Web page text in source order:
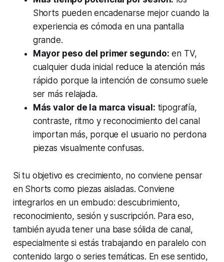
Shorts pueden encadenarse mejor cuando la
experiencia es cómoda en una pantalla
grande.
Mayor peso del primer segundo: en TV,
cualquier duda inicial reduce la atención más
rápido porque la intención de consumo suele
ser más relajada.
Más valor de la marca visual: tipografía,
contraste, ritmo y reconocimiento del canal
importan más, porque el usuario no perdona
piezas visualmente confusas.
Si tu objetivo es crecimiento, no conviene pensar
en Shorts como piezas aisladas. Conviene
integrarlos en un embudo: descubrimiento,
reconocimiento, sesión y suscripción. Para eso,
también ayuda tener una base sólida de canal,
especialmente si estás trabajando en paralelo con
contenido largo o series temáticas. En ese sentido,